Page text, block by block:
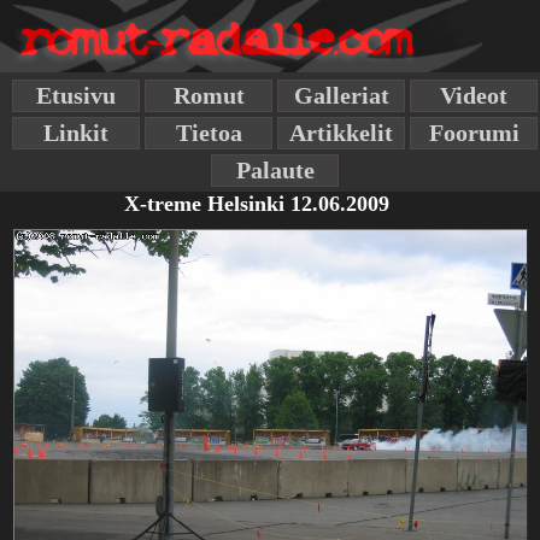
Etusivu Romut Galleriat
Videot
Linkit
Tietoa Artikkelit
Foorumi
Palaute
X-treme Helsinki 12.06.2009